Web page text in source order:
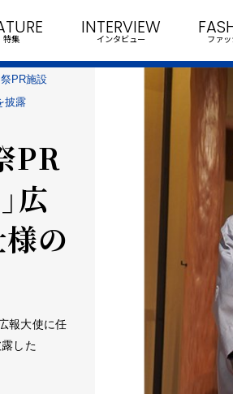
特集
INTERVIEW
インタビュー ファ
PR施設
披露
PR
広
の
報大使に任
した